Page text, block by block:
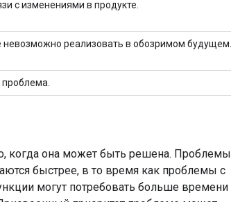
с изменениями в продукте.
реализовать в обозримом будущем.
когда она может быть решена. Проблемы
быстрее, в то время как проблемы с
могут потребовать больше времени